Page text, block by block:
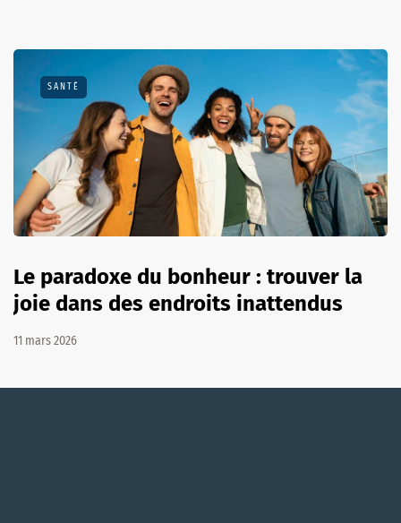
SANTÉ
Le paradoxe du bonheur : trouver la
joie dans des endroits inattendus
11 mars 2026